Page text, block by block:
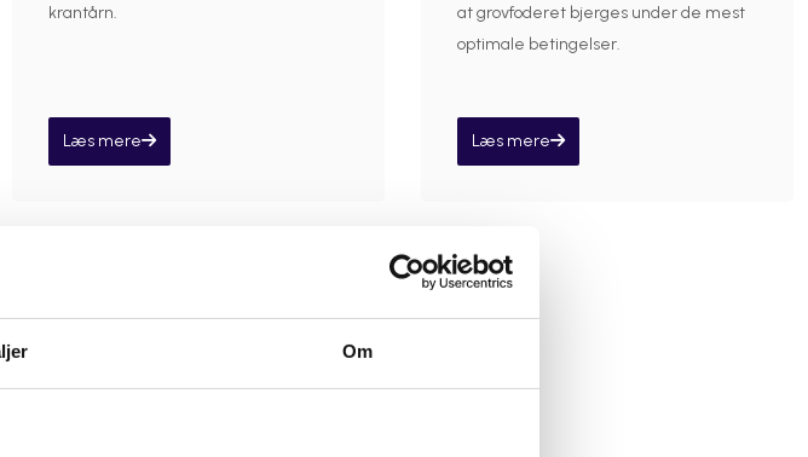
Om
krantårn.
Læs mere
at grovfoderet bjerges under de mest
optimale betingelser.
Læs mere